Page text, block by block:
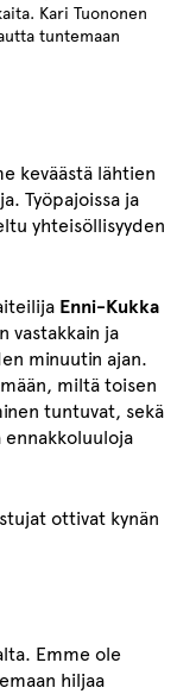
Kari Tuononen
tuntemaan
keväästä lähtien
Työpajoissa ja
yhteisöllisyyden
Enni-Kukka
vastakkain ja
minuutin ajan.
miltä toisen
tuntuvat, sekä
ottivat kynän
Emme ole
hiljaa